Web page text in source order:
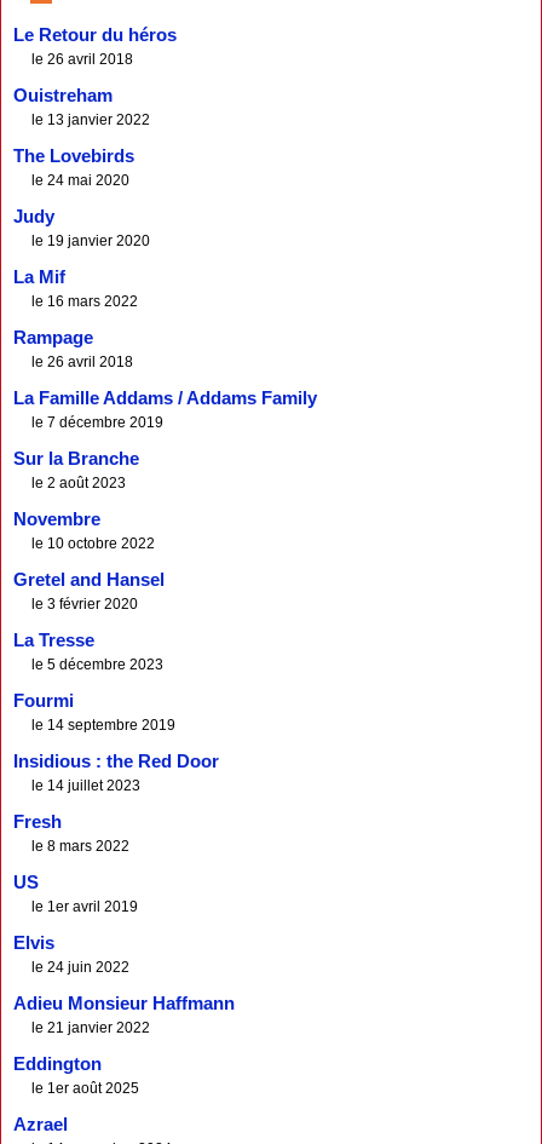
Le Retour du héros
le 26 avril 2018
Ouistreham
le 13 janvier 2022
The Lovebirds
le 24 mai 2020
Judy
le 19 janvier 2020
La Mif
le 16 mars 2022
Rampage
le 26 avril 2018
La Famille Addams / Addams Family
le 7 décembre 2019
Sur la Branche
le 2 août 2023
Novembre
le 10 octobre 2022
Gretel and Hansel
le 3 février 2020
La Tresse
le 5 décembre 2023
Fourmi
le 14 septembre 2019
Insidious : the Red Door
le 14 juillet 2023
Fresh
le 8 mars 2022
US
le 1er avril 2019
Elvis
le 24 juin 2022
Adieu Monsieur Haffmann
le 21 janvier 2022
Eddington
le 1er août 2025
Azrael